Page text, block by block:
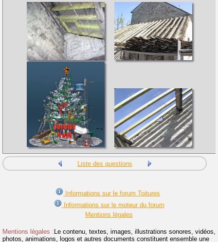
Liste des questions
Informations sur le forum Toitures
Informations sur le moteur du forum
Mentions légales
Mentions légales :Le contenu, textes, images, illustrations sonores, vidéos,
photos, animations, logos et autres documents constituent ensemble une